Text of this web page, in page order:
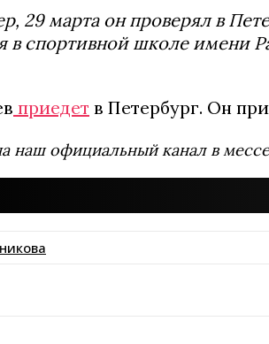
29 марта он проверял в
в спортивной школе имени
приедет в Петербург. Он
наш официальный канал в